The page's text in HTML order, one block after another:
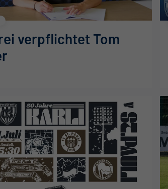
verpflichtet Tom